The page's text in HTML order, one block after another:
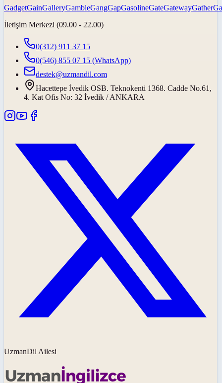
GadgetGainGalleryGambleGangGapGasolineGateGatewayGather
İletişim Merkezi (09.00 - 22.00)
0(312) 911 37 15
0(546) 855 07 15 (WhatsApp)
destek@uzmandil.com
Hacettepe İvedik OSB. Teknokenti 1368. Cadde No.61,
4. Kat Ofis No: 32 İvedik / ANKARA
UzmanDil Ailesi